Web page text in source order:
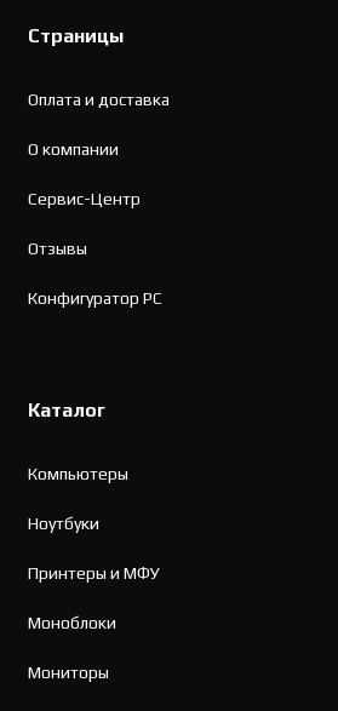
Страницы
Оплата и доставка
О компании
Сервис-Центр
Отзывы
Конфигуратор PC
Каталог
Компьютеры
Ноутбуки
Принтеры и МФУ
Моноблоки
Мониторы